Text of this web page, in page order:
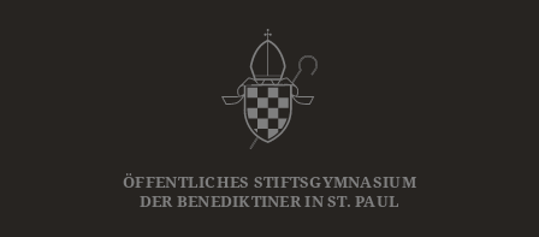
ÖFFENTLICHES STIFTSGYMNASIUM
DER BENEDIKTINERIN ST. PAUL